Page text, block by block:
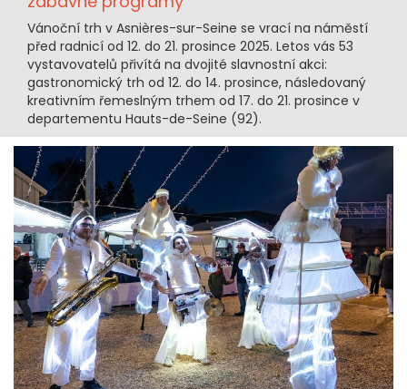
Vánoční trh v Asnières-sur-Seine se vrací na náměstí
před radnicí od 12. do 21. prosince 2025. Letos vás 53
vystavovatelů přivítá na dvojité slavnostní akci:
gastronomický trh od 12. do 14. prosince, následovaný
kreativním řemeslným trhem od 17. do 21. prosince v
departementu Hauts-de-Seine (92).